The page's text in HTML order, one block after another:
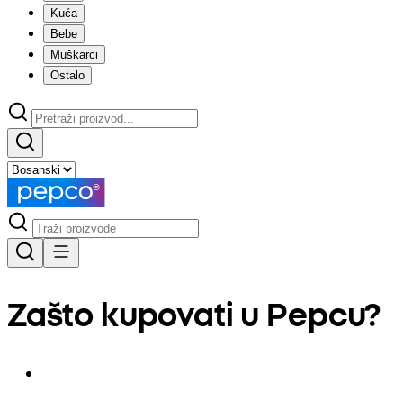
Kuća
Bebe
Muškarci
Ostalo
Zašto kupovati u Pepcu?